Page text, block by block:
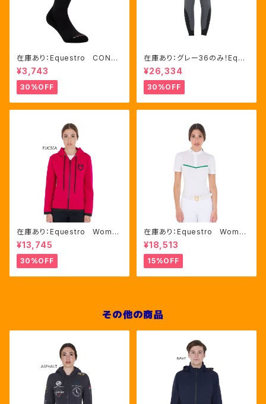
在庫あり：Equestro CONTR
ASTING LOGO ソックス 2
色（ETU00019）
¥3,743
30%OFF
在庫あり：グレー36のみ！Eque
stro Women's Aria キュロ
ット FULLグリップ（ET0675
0）
¥26,334
30%OFF
在庫あり：Equestro Wome
n's インターロックフロントジ
ップ フーディ ピンク・ブルー
2色（ETW00046）
¥13,745
30%OFF
在庫あり：Equestro Wome
n's レース風競技用シャツ
Mサイズのみ（ETW00221）
¥18,513
15%OFF
その他の商品